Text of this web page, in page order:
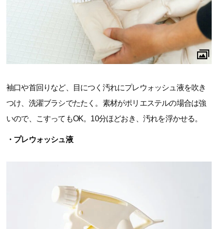
袖口や首回りなど、目につく汚れにプレウォッシュ液を吹き
つけ、洗濯ブラシでたたく。素材がポリエステルの場合は強
いので、こすってもOK。10分ほどおき、汚れを浮かせる。
・プレウォッシュ液